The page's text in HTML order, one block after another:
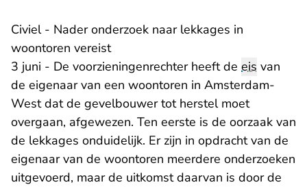
Civiel - Nader onderzoek naar lekkages in
woontoren vereist
3 juni - De voorzieningenrechter heeft de eis van
de eigenaar van een woontoren in Amsterdam-
West dat de gevelbouwer tot herstel moet
overgaan, afgewezen. Ten eerste is de oorzaak van
de lekkages onduidelijk. Er zijn in opdracht van de
eigenaar van de woontoren meerdere onderzoeken
uitgevoerd, maar de uitkomst daarvan is door de